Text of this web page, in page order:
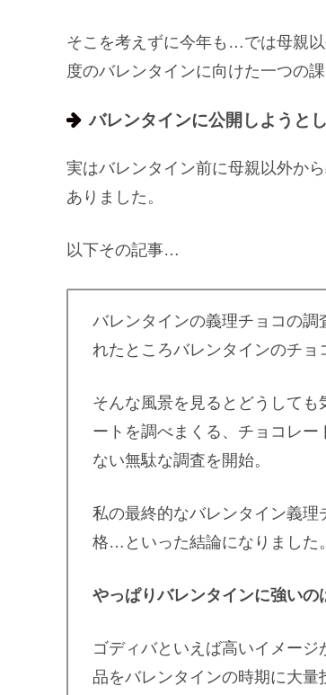
そこを考えずに今年も…では母親
度のバレンタインに向けた一つの
バレンタインに公開しようと
実はバレンタイン前に母親以外か
ありました。
以下その記事…
バレンタインの義理チョコの
れたところバレンタインのチョ
そんな風景を見るとどうして
ートを調べまくる、チョコレ
ない無駄な調査を開始。
私の最終的なバレンタイン義
格…といった結論になりました。
やっぱりバレンタインに強いの
ゴディバといえば高いイメー
品をバレンタインの時期に大